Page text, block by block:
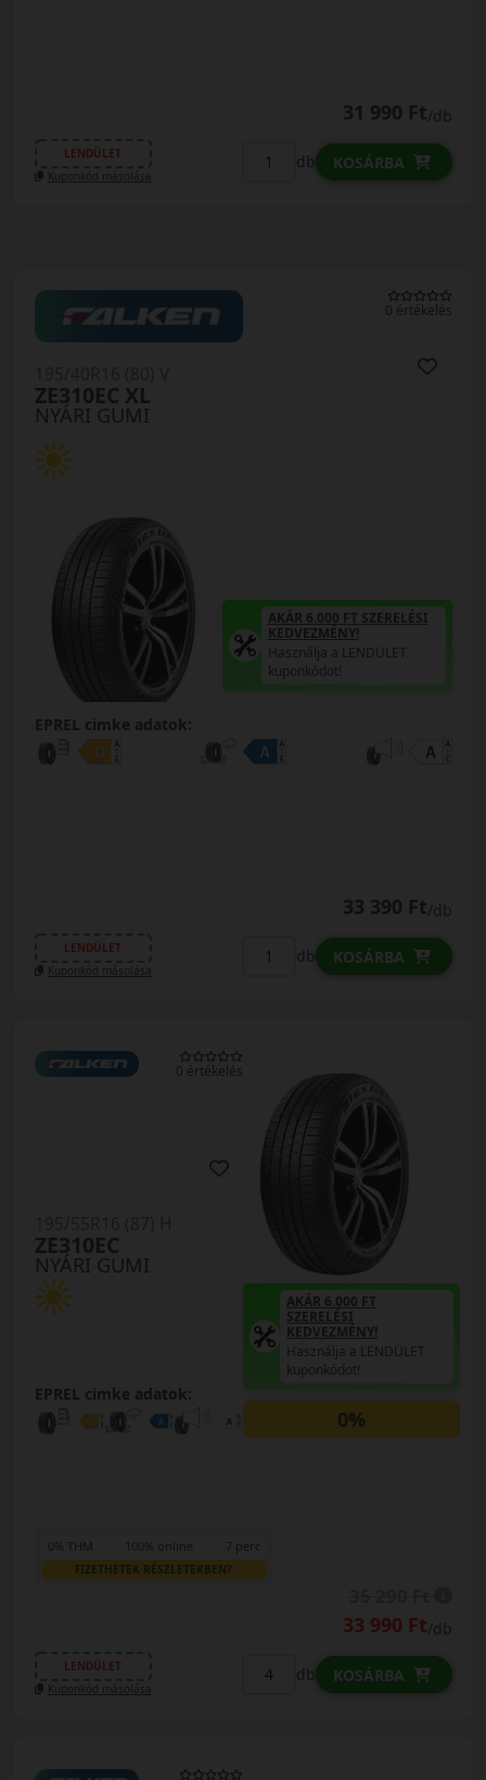
31 990 Ft/db
LENDÜLET
Kuponkód másolása
db KOSÁRBA
0 értékelés
NYÁRI GUMI
ZE310EC XL
AKÁR 6.000 FT SZERELÉSI
KEDVEZMÉNY!
Használja a LENDÜLET
kuponkódot!
EPREL cimke adatok:
33 390 Ft/db
LENDÜLET
Kuponkód másolása
db KOSÁRBA
0 értékelés
NYÁRI GUMI
ZE310EC
EPREL cimke adatok:
AKÁR 6.000 FT
SZERELÉSI
KEDVEZMÉNY!
Használja a LENDÜLET
kuponkódot!
0%
0% THM 100% online 7 perc
FIZETHETEK RÉSZLETEKBEN?
33 990 Ft/db
LENDÜLET
Kuponkód másolása
db KOSÁRBA